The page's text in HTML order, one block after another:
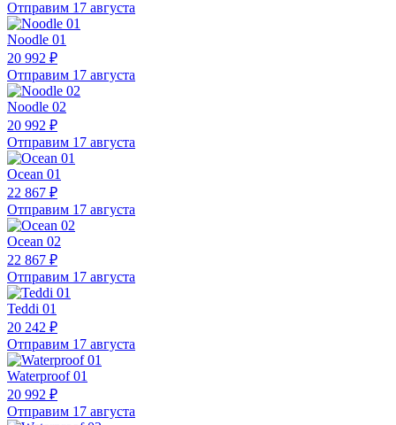
Отправим 17 августа
Noodle 01
20 992 ₽
Отправим 17 августа
Noodle 02
20 992 ₽
Отправим 17 августа
Ocean 01
22 867 ₽
Отправим 17 августа
Ocean 02
22 867 ₽
Отправим 17 августа
Teddi 01
20 242 ₽
Отправим 17 августа
Waterproof 01
20 992 ₽
Отправим 17 августа